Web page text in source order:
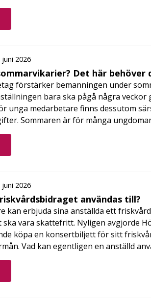
2026
Det här behöver
förstärker bemanningen under
bara ska pågå några
unga medarbetare finns dessutom
Sommaren är för många
2026
användas till?
kan erbjuda sina anställda ett
vara skattefritt. Nyligen avgjorde
köpa en konsertbiljett för sitt
Vad kan egentligen en anställd